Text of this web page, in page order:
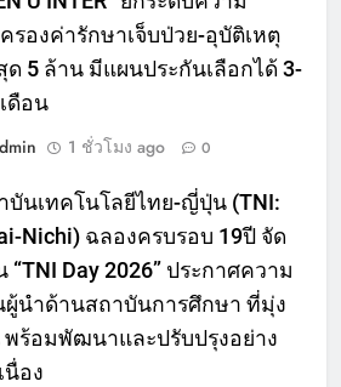
รองค่ารักษาเจ็บป่วย-อุบัติเหตุ
ด 5 ล้าน มีแผนประกันเลือกได้ 3-
ดือน
1 ชั่วโมง ago 0
บันเทคโนโลยีไทย-ญี่ปุ่น (TNI:
Nichi) ฉลองครบรอบ 19ปี จัด
“TNI Day 2026” ประกาศความ
ผู้นำด้านสถาบันการศึกษา ที่มุ่ง
พร้อมพัฒนาและปรับปรุงอย่าง
นื่อง